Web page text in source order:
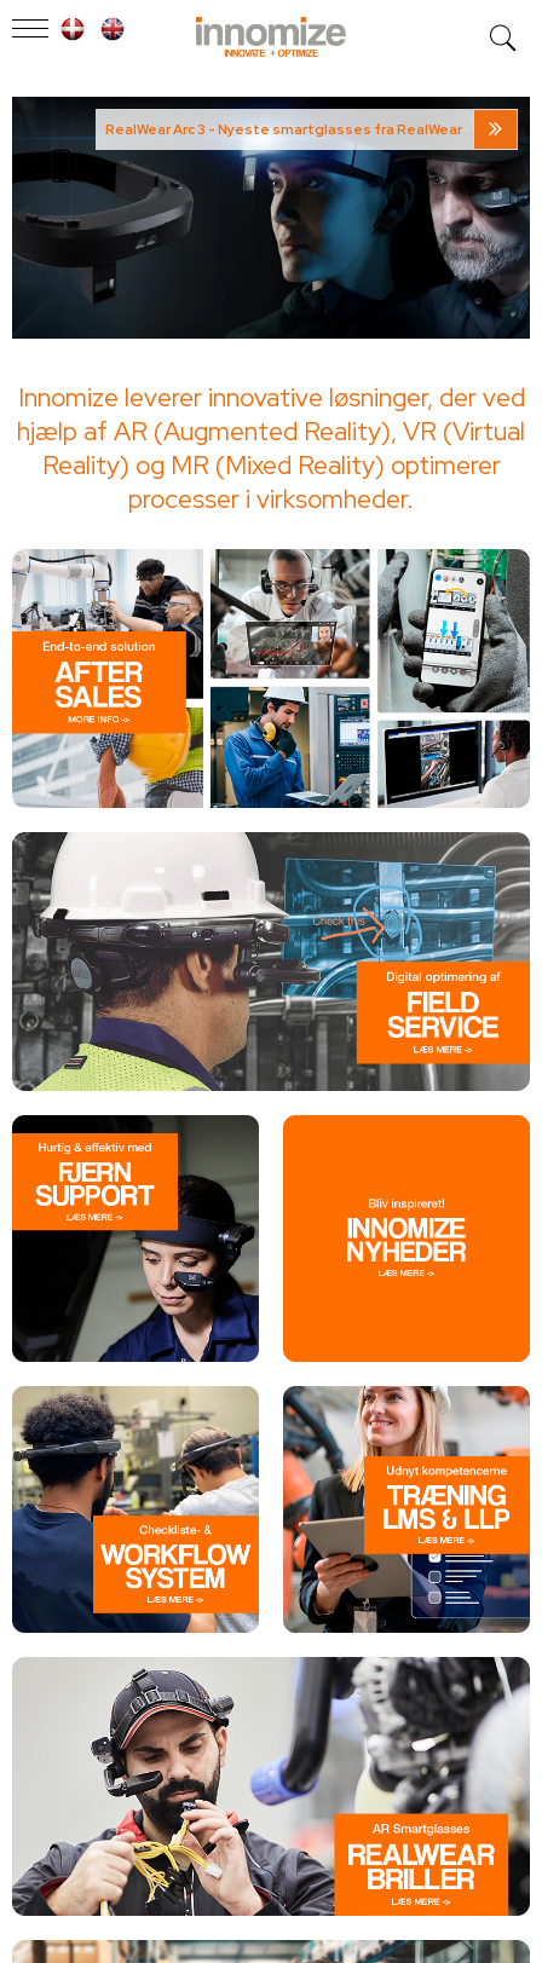
RealWear Arc 3 - Nyeste smartglasses fra RealWear
Innomize leverer innovative løsninger, der ved
hjælp af AR (Augmented Reality), VR (Virtual
Reality) og MR (Mixed Reality) optimerer
processer i virksomheder.